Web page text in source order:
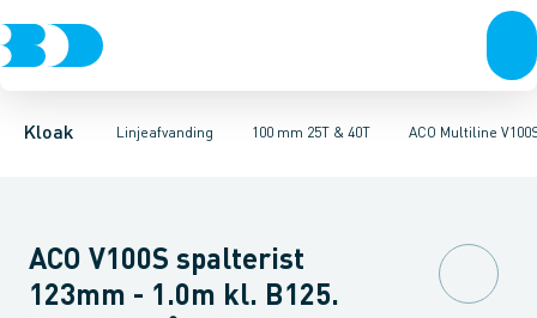
Kloak Linjeafvanding
Rør & fittingsBrøndeBrøndgodsLinjeafvanding Tanke,
100 mm 25T & 40T
100 mm 1,5T, 12,5T & 25T 100 mm 25T & 40T 100 mm 90T 150
ACO Multiline
ULMA MULTIV+ 100. Galvaniseret ULMA MULTIV+ 100.
ACO V100S spalterist
123mm - 1.0m kl. B125.